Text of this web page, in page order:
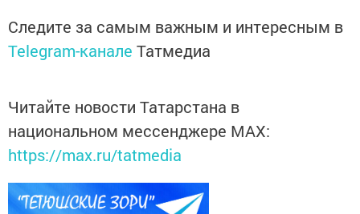
Следите за самым важным и интересным в
Telegram-канале Татмедиа
Читайте новости Татарстана в
национальном мессенджере MАХ:
https://max.ru/tatmedia